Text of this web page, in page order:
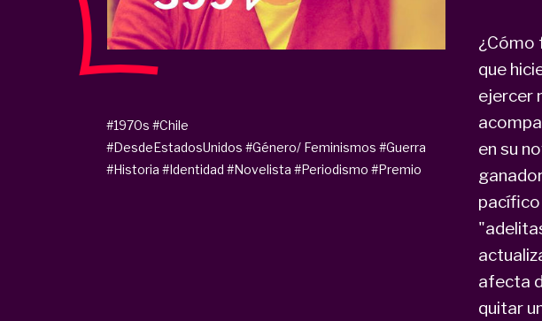
¿Cómo
que
ejercer
en su
pacífico
afecta
quitar
#1970s #Chile
#DesdeEstadosUnidos #Género/ Feminismos #Guerra
#Historia #Identidad #Novelista #Periodismo #Premio